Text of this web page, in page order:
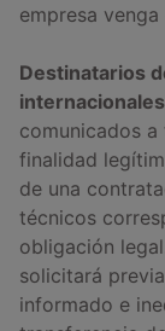
empresa
Destinatarios
comunicados
finalidad
de una
técnicos
obligación
solicitará
informado e